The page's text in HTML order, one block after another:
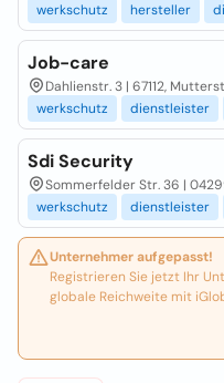
werkschutz
hersteller
Job-care
Dahlienstr. 3 | 67112,
werkschutz
dienstleister
Sdi Security
Sommerfelder Str. 36 |
werkschutz
dienstleister
Unternehmer aufgepasst!
Registrieren Sie jetzt Ihr
globale Reichweite mit